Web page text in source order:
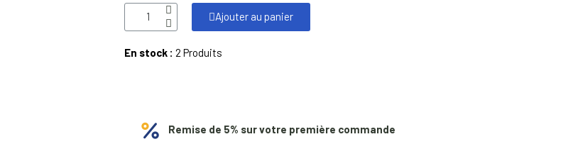
Ajouter au panier
En stock : 2 Produits
Remise de 5% sur votre première commande